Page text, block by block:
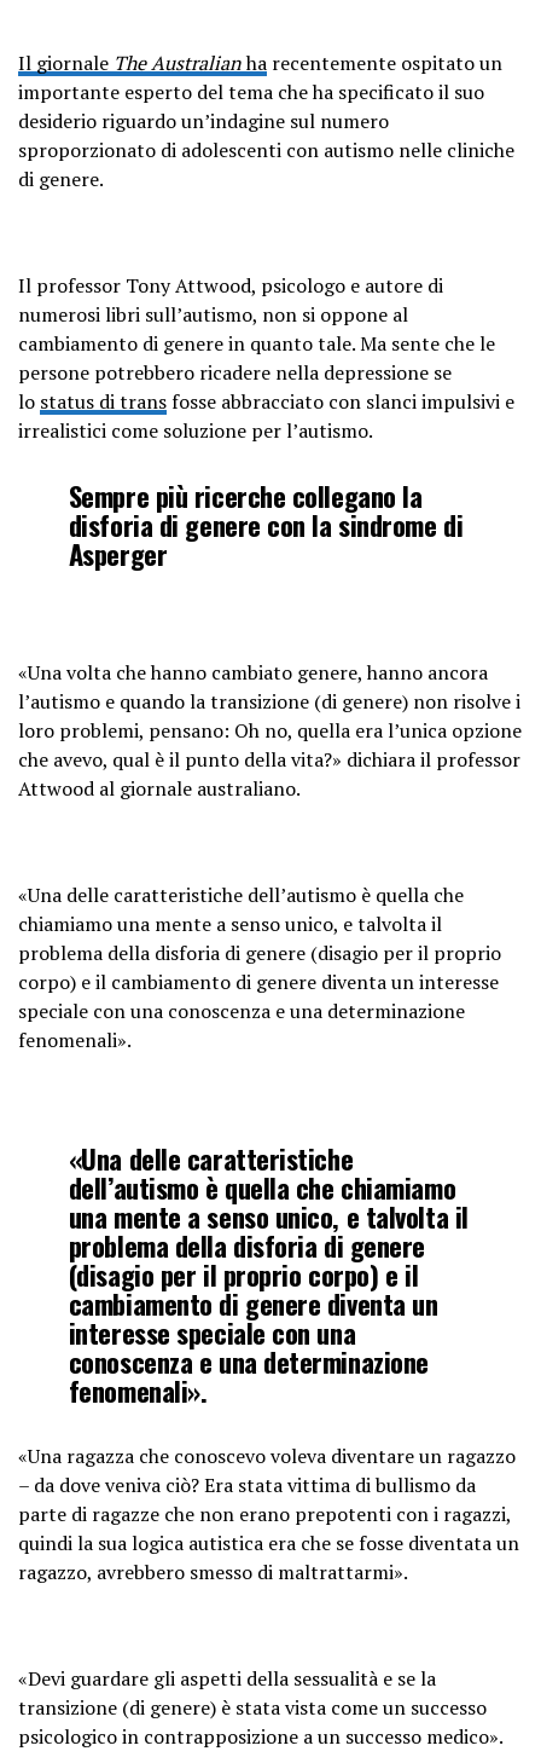
Il giornale The Australianha recentemente ospitato un
importante esperto del tema che ha specificato il suo
desiderio riguardo un’indagine sul numero
sproporzionato di adolescenti con autismo nelle cliniche
di genere.
Il professor Tony Attwood, psicologo e autore di
numerosi libri sull’autismo, non si oppone al
cambiamento di genere in quanto tale. Ma sente che le
persone potrebbero ricadere nella depressione se
lo status di transfosse abbracciato con slanci impulsivi e
irrealistici come soluzione per l’autismo.
Sempre più ricerche collegano la
disforia di genere con la sindrome di
Asperger
«Una volta che hanno cambiato genere, hanno ancora
l’autismo e quando la transizione (di genere) non risolve i
loro problemi, pensano: Oh no, quella era l’unica opzione
che avevo, qual è il punto della vita?» dichiara il professor
Attwood al giornale australiano.
«Una delle caratteristiche dell’autismo è quella che
chiamiamo una mente a senso unico, e talvolta il
problema della disforia di genere (disagio per il proprio
corpo) e il cambiamento di genere diventa un interesse
speciale con una conoscenza e una determinazione
fenomenali».
«Una delle caratteristiche
dell’autismo è quella che chiamiamo
una mente a senso unico, e talvolta il
problema della disforia di genere
(disagio per il proprio corpo) e il
cambiamento di genere diventa un
interesse speciale con una
conoscenza e una determinazione
fenomenali».
«Una ragazza che conoscevo voleva diventare un ragazzo
– da dove veniva ciò? Era stata vittima di bullismo da
parte di ragazze che non erano prepotenti con i ragazzi,
quindi la sua logica autistica era che se fosse diventata un
ragazzo, avrebbero smesso di maltrattarmi».
«Devi guardare gli aspetti della sessualità e se la
transizione (di genere) è stata vista come un successo
psicologico in contrapposizione a un successo medico».